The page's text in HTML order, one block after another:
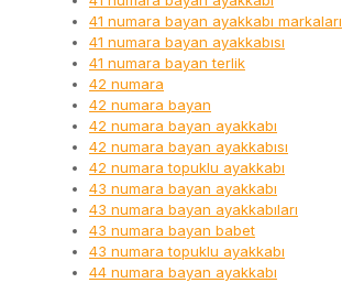
41 numara bayan ayakkabı markaları
41 numara bayan ayakkabısı
41 numara bayan terlik
42 numara
42 numara bayan
42 numara bayan ayakkabı
42 numara bayan ayakkabısı
42 numara topuklu ayakkabı
43 numara bayan ayakkabı
43 numara bayan ayakkabıları
43 numara bayan babet
43 numara topuklu ayakkabı
44 numara bayan ayakkabı